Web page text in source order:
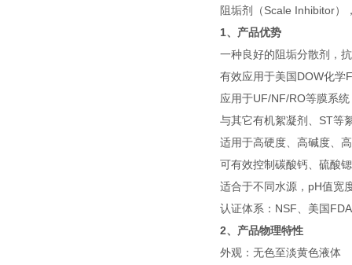
阻垢剂（Scale Inhibitor）
1、产品优势
一种良好的阻垢分散剂，
有效应用于美国DOW化学
应用于UF/NF/RO等膜系统
与其它有机絮凝剂、ST等
适用于高硬度、高碱度、
可有效控制碳酸钙、硫酸
适合于不同水源，pH值宽
认证体系：NSF、美国
2、产品物理特性
外观：无色至淡黄色液体